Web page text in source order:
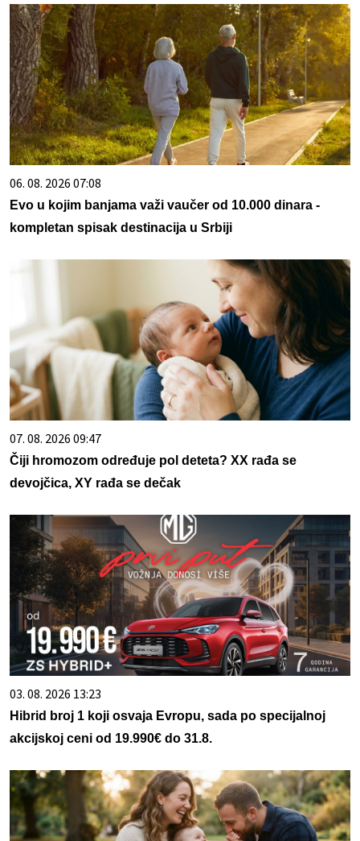
06. 08. 2026 07:08
Evo u kojim banjama važi vaučer od 10.000 dinara -
kompletan spisak destinacija u Srbiji
07. 08. 2026 09:47
Čiji hromozom određuje pol deteta? XX rađa se
devojčica, XY rađa se dečak
03. 08. 2026 13:23
Hibrid broj 1 koji osvaja Evropu, sada po specijalnoj
akcijskoj ceni od 19.990€ do 31.8.